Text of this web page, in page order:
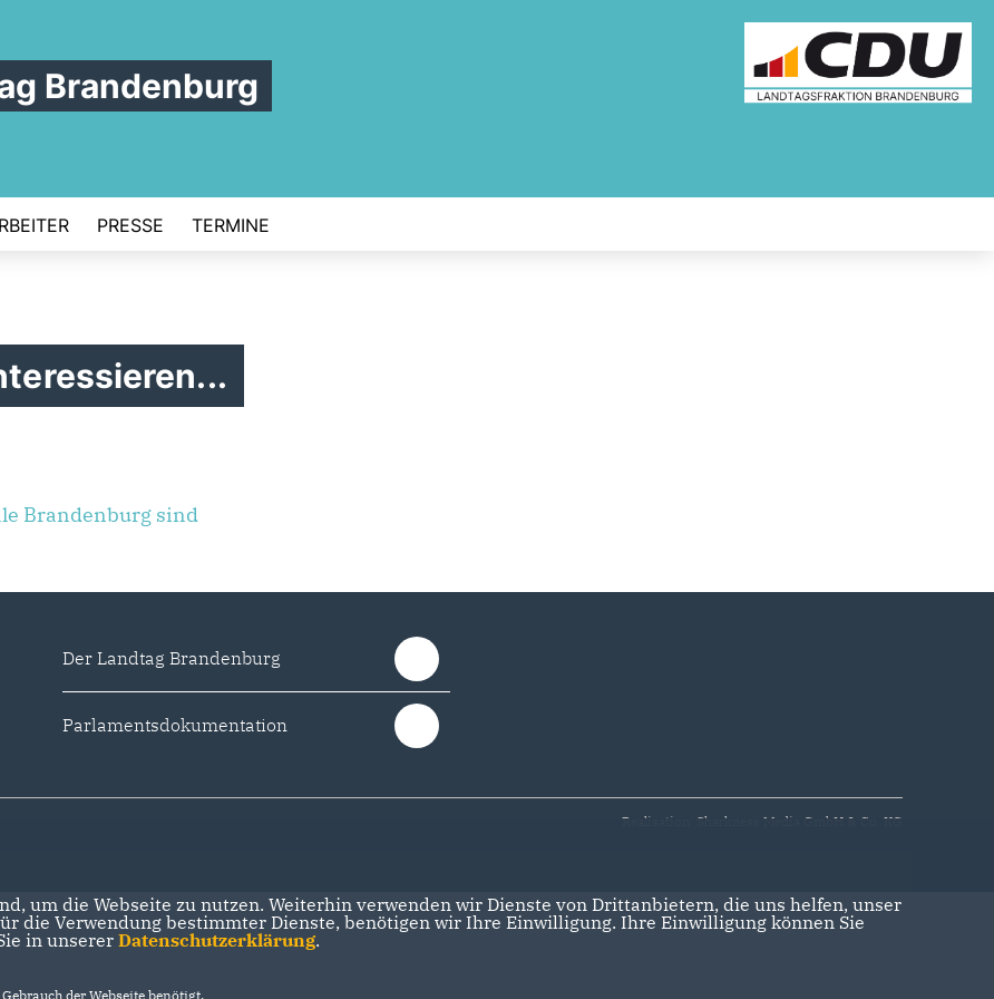
Brandenburg
PRESSE TERMINE
Brandenburg sind
Der Landtag Brandenburg
Parlamentsdokumentation
Realisation: Sharkness Media GmbH & Co. KG
um die Webseite zu nutzen. Weiterhin verwenden wir Dienste von Drittanbietern, die uns helfen, unser
die Verwendung bestimmter Dienste, benötigen wir Ihre Einwilligung. Ihre Einwilligung können Sie
in unserer Datenschutzerklärung.
der Webseite benötigt.